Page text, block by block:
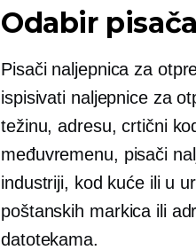
Odabir
Pisači naljepnica za
ispisivati ​​naljepnice za
težinu, adresu, crtični
međuvremenu, pisači
industriji, kod kuće ili u
poštanskih markica ili
datotekama.